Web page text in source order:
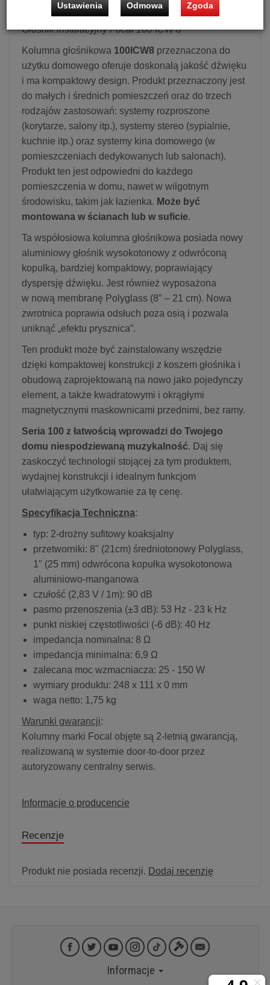
Głośnik instalacyjny Focal 100 ICW 8
Kolumna głośnikowa 100ICW8 przeznaczona do
użytku domowego oferuje doskonałą jakość dźwięku
i ma kompaktowy design. Produkt przeznaczony jest
do małych i średnich pomieszczeń oraz do trzech
rodzajów zastosowań: systemy rozproszone
(korytarze, salony itp.), systemy stereo (sypialnie,
kuchnie itp.) oraz systemy kina domowego (w
pomieszczeniach dedykowanych lub salonach).
Produkt ten jest odpowiedni do każdego
pomieszczenia w domu, nawet w wilgotnym
środowisku, takim jak łazienka. Może być
montowana w ścianach lub w suficie.
Ta współosiowa kolumna głośnikowa posiada nowy
aluminiowy głośnik wysokotonowy z odwróconą
kopułką, bardziej kompaktowy, poprawiający
dyspersję dźwięku. Jest również wyposażona
w nową membranę Polyglass (8″ – 21 cm). Nowa
zwrotnica poprawia odsłuch poza osią i pozwala
uniknąć „efektu prysznica”.
Ten produkt może być zainstalowany wszędzie
dzięki kompaktowej konstrukcji z koszem głośnika i
obudową zaprojektowaną na nowo jako pojedynczy
element, a także kwadratowymi i okrągłymi
magnetycznymi maskownicami przednimi, bez ramy.
Seria 100 z łatwością wprowadzi do Twojego
domu niespodziewaną muzykalność. Daj się
zaskoczyć technologii stojącej za tym produktem,
wydajnej konstrukcji i idealnym funkcjom
ułatwiającym użytkowanie za tę cenę.
Specyfikacja Techniczna:
typ: 2-drożny sufitowy koaksjalny
przetworniki: 8" (21cm) średniotonowy Polyglass,
1" (25 mm) odwrócona kopułka wysokotonowa
aluminiowo-manganowa
czułość (2,83 V / 1m): 90 dB
pasmo przenoszenia (±3 dB): 53 Hz - 23 k Hz
punkt niskiej częstotliwości (-6 dB): 40 Hz
impedancja nominalna: 8 Ω
impedancja minimalna: 6,9 Ω
zalecana moc wzmacniacza: 25 - 150 W
wymiary produktu: 248 x 111 x 0 mm
waga netto: 1,75 kg
Warunki gwarancji:
Kolumny marki Focal objęte są 2-letnią gwarancją,
realizowaną w systemie door-to-door przez
autoryzowany centralny serwis.
Informacje o producencie
Recenzje
Produkt nie posiada recenzji. Dodaj recenzję
Informacje
Ustawienia Odmowa Zgoda